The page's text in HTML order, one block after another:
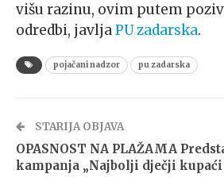
višu razinu, ovim putem
odredbi, javljaPU zadarska.
pojačani nadzor pu zadarska
STARIJA OBJAVA
OPASNOST NA PLAŽAMA
kampanja „Najbolji dječji